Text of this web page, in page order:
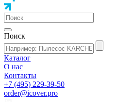
Поиск
Каталог
О нас
Контакты
+7 (495) 229-39-50
order@icover.pro